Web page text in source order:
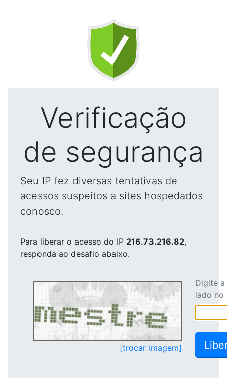
Verificação
de segurança
Seu IP fez diversas tentativas de
acessos suspeitos a sites hospedados
conosco.
Para liberar o acesso do IP 216.73.216.82,
responda ao desafio abaixo.
[trocar imagem]
Digite
lado no